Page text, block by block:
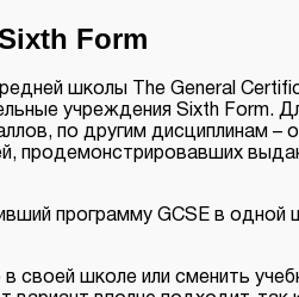
Form
школы The General
учреждения Sixth Form.
по другим дисциплинам –
программу GCSE в
школе или сменить